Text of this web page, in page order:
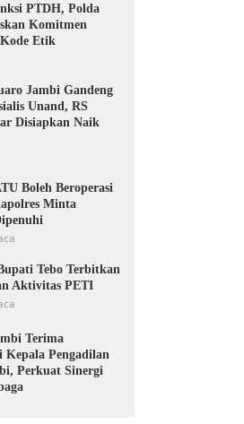
PTDH, Polda
Komitmen
Etik
Jambi Gandeng
Unand, RS
Disiapkan Naik
Boleh Beroperasi
Minta
Tebo Terbitkan
Aktivitas PETI
Terima
Pengadilan
Perkuat Sinergi